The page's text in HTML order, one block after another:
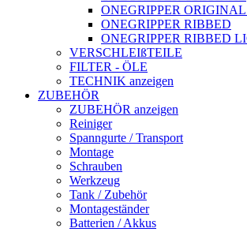
ONEGRIPPER
ONEGRIPPER RIBBED
ONEGRIPPER RIBBED
VERSCHLEIßTEILE
FILTER - ÖLE
TECHNIK anzeigen
ZUBEHÖR
ZUBEHÖR anzeigen
Reiniger
Spanngurte / Transport
Montage
Schrauben
Werkzeug
Tank / Zubehör
Montageständer
Batterien / Akkus